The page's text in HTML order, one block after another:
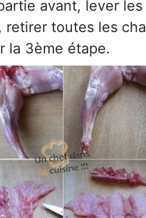
avant, lever
retirer toutes les
la 3ème étape.